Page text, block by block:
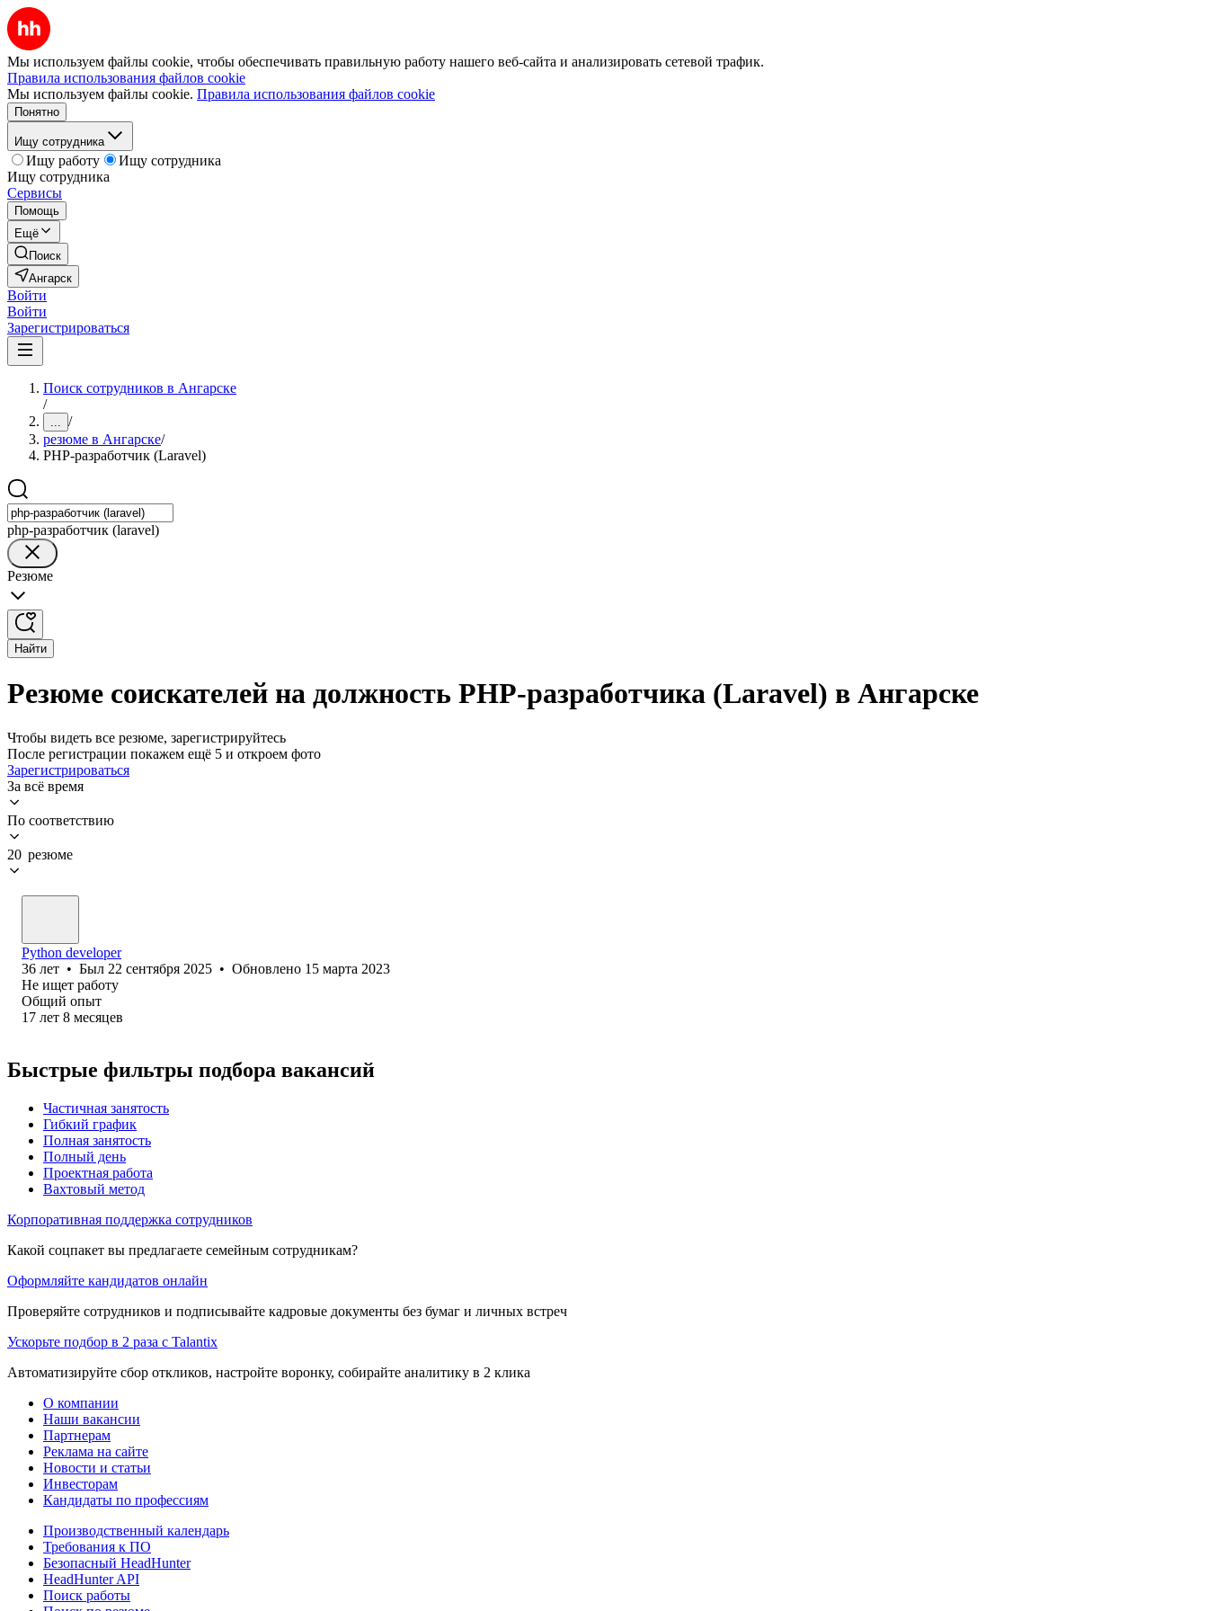
Мы используем файлы cookie, чтобы обеспечивать правильную работу нашего веб-сайта и анализировать сетевой трафик.
Правила использования файлов cookie
Мы используем файлы cookie. Правила использования файлов cookie
Понятно
Ищу сотрудника
Ищу работу
Ищу сотрудника
Ищу сотрудника
Сервисы
Помощь
Ещё
Поиск
Ангарск
Войти
Войти
Зарегистрироваться
Поиск сотрудников в Ангарске
/
... /
резюме в Ангарске/
PHP-разработчик (Laravel)
php-разработчик (laravel)
Резюме
Найти
Резюме соискателей на должность PHP-разработчика (Laravel) в Ангарске
Чтобы видеть все резюме, зарегистрируйтесь
После регистрации покажем ещё 5 и откроем фото
Зарегистрироваться
За всё время
По соответствию
20 резюме
Python developer
36 лет • Был 22 сентября 2025 • Обновлено 15 марта 2023
Не ищет работу
Общий опыт
17 лет 8 месяцев
Быстрые фильтры подбора вакансий
Частичная занятость
Гибкий график
Полная занятость
Полный день
Проектная работа
Вахтовый метод
Корпоративная поддержка сотрудников
Какой соцпакет вы предлагаете семейным сотрудникам?
Оформляйте кандидатов онлайн
Проверяйте сотрудников и подписывайте кадровые документы без бумаг и личных встреч
Ускорьте подбор в 2 раза с Talantix
Автоматизируйте сбор откликов, настройте воронку, собирайте аналитику в 2 клика
О компании
Наши вакансии
Партнерам
Реклама на сайте
Новости и статьи
Инвесторам
Кандидаты по профессиям
Производственный календарь
Требования к ПО
Безопасный HeadHunter
HeadHunter API
Поиск работы